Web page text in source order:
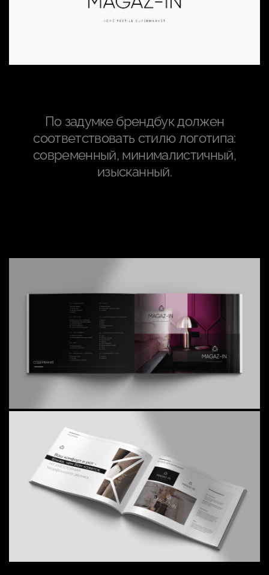
По задумке брендбук должен
соответствовать стилю логотипа:
современный, минималистичный,
изысканный.